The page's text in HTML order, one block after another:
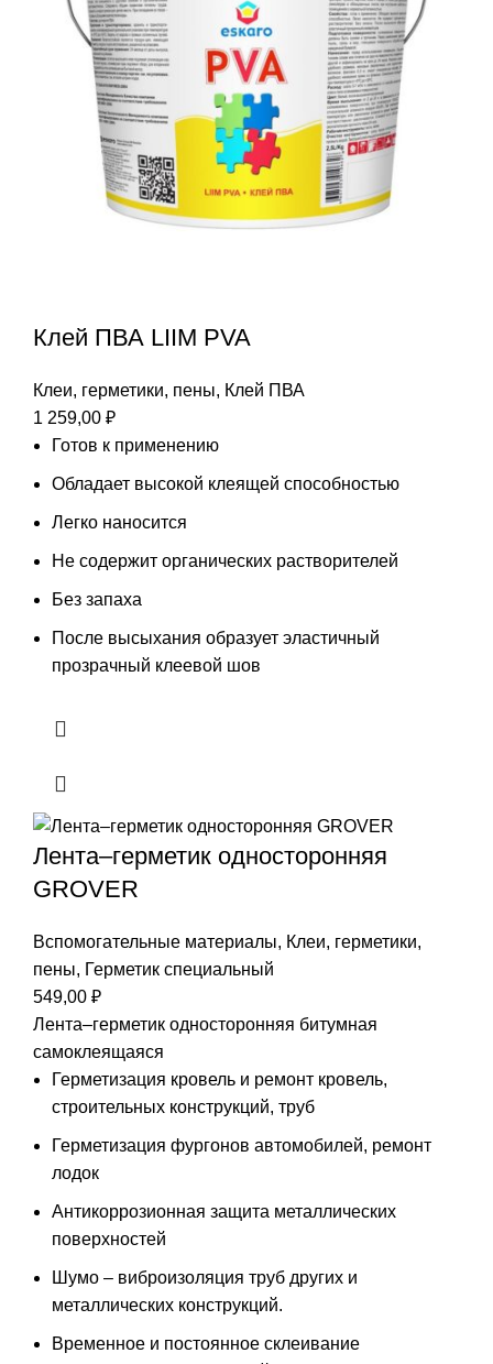
Клей ПВА LIIM PVA
Клеи, герметики, пены, Клей ПВА
1 259,00 ₽
Готов к применению
Обладает высокой клеящей способностью
Легко наносится
Не содержит органических растворителей
Без запаха
После высыхания образует эластичный
прозрачный клеевой шов
Лента–герметик односторонняя
GROVER
Вспомогательные материалы, Клеи, герметики,
пены, Герметик специальный
549,00 ₽
Лента–герметик односторонняя битумная
самоклеящаяся
Герметизация кровель и ремонт кровель,
строительных конструкций, труб
Герметизация фургонов автомобилей, ремонт
лодок
Антикоррозионная защита металлических
поверхностей
Шумо – виброизоляция труб других и
металлических конструкций.
Временное и постоянное склеивание